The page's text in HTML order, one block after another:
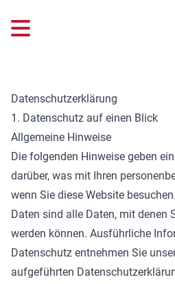
Datenschutz­erklärung
1. Datenschutz auf einen Blick
Allgemeine Hinweise
Die folgenden Hinweise geben
darüber, was mit Ihren
wenn Sie diese Website
Daten sind alle Daten, mit denen
werden können. Ausführliche
Datenschutz entnehmen Sie
aufgeführten